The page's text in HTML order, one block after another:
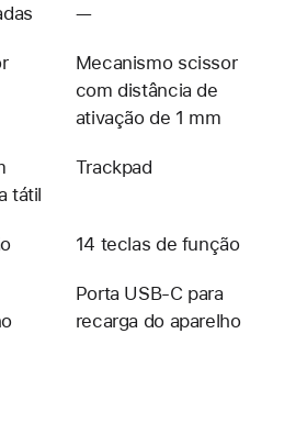
—Não
Mecanismo scissor
com distância de
ativação de 1 mm
tátil
Trackpad
14 teclas de função
Porta USB‑C para
recarga do aparelho